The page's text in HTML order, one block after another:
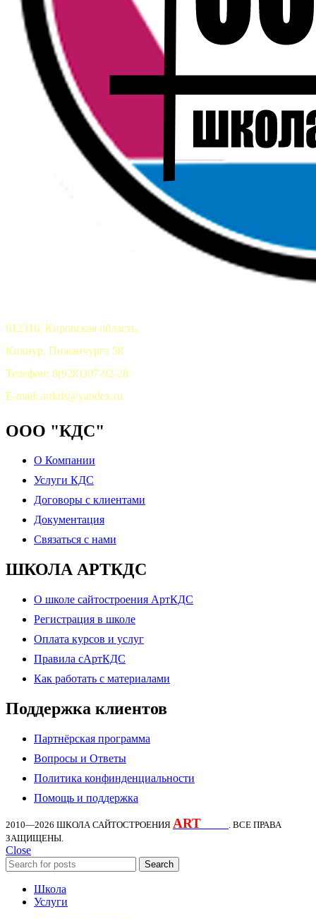
612316, Кировская область,
Кикнур, Пижанчурга 58
Телефон: 8(928)307-92-28
E-mail: artkds@yandex.ru
ООО "КДС"
О Компании
Услуги КДС
Договоры с клиентами
Документация
Связаться с нами
ШКОЛА АРТКДС
О школе сайтостроения АртКДС
Регистрация в школе
Оплата курсов и услуг
Правила сАртКДС
Как работать с материалами
Поддержка клиентов
Партнёрская программа
Вопросы и Ответы
Политика конфинденциальности
Помощь и поддержка
2010—2026 ШКОЛА САЙТОСТРОЕНИЯ ART
. ВСЕ ПРАВА
ЗАЩИЩЕНЫ.
Close
Search
Школа
Услуги